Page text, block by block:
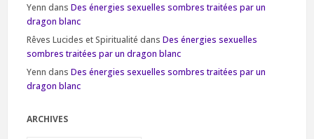
Yenn dans Des énergies sexuelles sombres traitées par un
dragon blanc
Rêves Lucides et Spiritualité dans Des énergies sexuelles
sombres traitées par un dragon blanc
Yenn dans Des énergies sexuelles sombres traitées par un
dragon blanc
ARCHIVES